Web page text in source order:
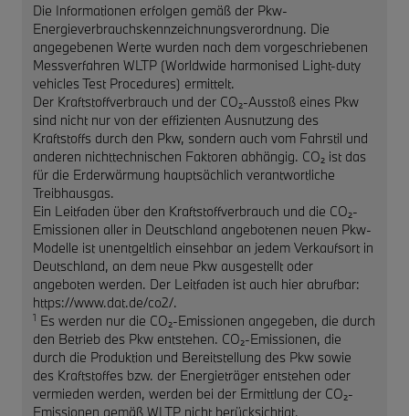
Die Informationen erfolgen gemäß der Pkw-
Energieverbrauchskennzeichnungsverordnung. Die
angegebenen Werte wurden nach dem vorgeschriebenen
Messverfahren WLTP (Worldwide harmonised Light-duty
vehicles Test Procedures) ermittelt.
Der Kraftstoffverbrauch und der CO₂-Ausstoß eines Pkw
sind nicht nur von der effizienten Ausnutzung des
Kraftstoffs durch den Pkw, sondern auch vom Fahrstil und
anderen nichttechnischen Faktoren abhängig. CO₂ ist das
für die Erderwärmung hauptsächlich verantwortliche
Treibhausgas.
Ein Leitfaden über den Kraftstoffverbrauch und die CO₂-
Emissionen aller in Deutschland angebotenen neuen Pkw-
Modelle ist unentgeltlich einsehbar an jedem Verkaufsort in
Deutschland, an dem neue Pkw ausgestellt oder
angeboten werden. Der Leitfaden ist auch hier abrufbar:
https://www.dat.de/co2/.
1 Es werden nur die CO₂-Emissionen angegeben, die durch
den Betrieb des Pkw entstehen. CO₂-Emissionen, die
durch die Produktion und Bereitstellung des Pkw sowie
des Kraftstoffes bzw. der Energieträger entstehen oder
vermieden werden, werden bei der Ermittlung der CO₂-
Emissionen gemäß WLTP nicht berücksichtigt.